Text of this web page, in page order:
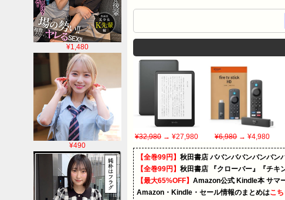
¥1,480
¥490
¥32,980 → ¥27,980 ¥6,980→ ¥4,980
【全巻99円】 秋田書店 ババンババンバンバン
【全巻99円】 秋田書店 『クローバー』『チキ
【最大65%OFF】 Amazon公式 Kindle本 サマ
Amazon・Kindle・セール情報のまとめはこち